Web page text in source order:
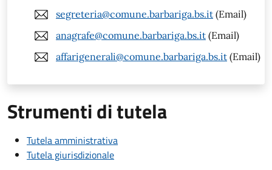
segreteria@comune.barbariga.bs.it (Email)
anagrafe@comune.barbariga.bs.it (Email)
affarigenerali@comune.barbariga.bs.it (Email)
Strumenti di tutela
Tutela amministrativa
Tutela giurisdizionale